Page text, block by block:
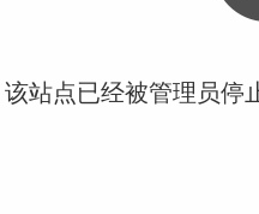
站点已经被管理员停